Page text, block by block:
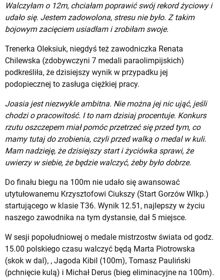
Walczyłam o 12m, chciałam poprawić swój rekord życiowy i
udało się. Jestem zadowolona, stresu nie było. Z takim
bojowym zacięciem usiadłam i zrobiłam swoje.
Trenerka Oleksiuk, niegdyś też zawodniczka Renata
Chilewska (zdobywczyni 7 medali paraolimpijskich)
podkreśliła, że dzisiejszy wynik w przypadku jej
podopiecznej to zasługa ciężkiej pracy.
Joasia jest niezwykle ambitna. Nie można jej nic ująć, jeśli
chodzi o pracowitość. I to nam dzisiaj procentuje. Konkurs
rzutu oszczepem miał pomóc przetrzeć się przed tym, co
mamy tutaj do zrobienia, czyli przed walką o medal w kuli.
Mam nadzieję, że dzisiejszy start i życiówka sprawi, że
uwierzy w siebie, że będzie walczyć, żeby było dobrze.
Do finału biegu na 100m nie udało się awansować
utytułowanemu Krzysztofowi Ciukszy (Start Gorzów Wlkp.)
startującego w klasie T36. Wynik 12.51, najlepszy w życiu
naszego zawodnika na tym dystansie, dał 5 miejsce.
W sesji popołudniowej o medale mistrzostw świata od godz.
15.00 polskiego czasu walczyć będą Marta Piotrowska
(skok w dal), , Jagoda Kibil (100m), Tomasz Pauliński
(pchnięcie kulą) i Michał Derus (bieg eliminacyjne na 100m).